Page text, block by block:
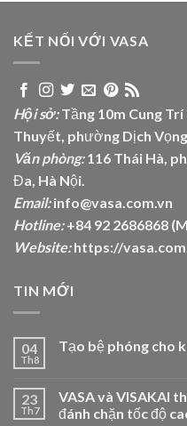
KẾT NỐI VỚI VASA
Hội sở:Tầng 10m Cung
Thuyết, phường Dịch
Văn phòng:116 Thái Hà,
Đa, Hà Nội.
Email:info@vasa.com.vn
Hotline:+84 92 2686868
Website: https://
TIN MỚI
04
Th8
Tạo bệ phóng cho
23
Th7
VASA và VISAKAI
đánh chặn tốc độ